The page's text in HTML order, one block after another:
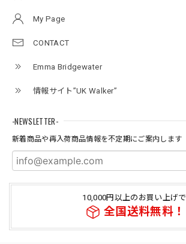
My Page
CONTACT
Emma Bridgewater
情報サイト”UK Walker”
-NEWSLETTER-
新着商品や再入荷商品情報を不定期にご案内します
10,000円以上のお買い上げで
全国送料無料！